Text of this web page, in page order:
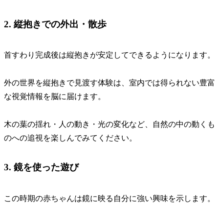
2. 縦抱きでの外出・散歩
首すわり完成後は縦抱きが安定してできるようになります。
外の世界を縦抱きで見渡す体験は、室内では得られない豊富
な視覚情報を脳に届けます。
木の葉の揺れ・人の動き・光の変化など、自然の中の動くも
のへの追視を楽しんでみてください。
3. 鏡を使った遊び
この時期の赤ちゃんは鏡に映る自分に強い興味を示します。